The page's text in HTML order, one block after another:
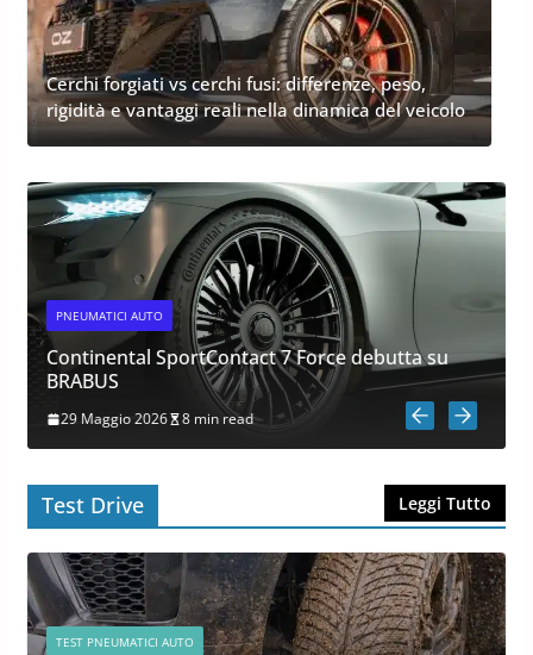
Cerchi forgiati vs cerchi fusi: differenze, peso,
rigidità e vantaggi reali nella dinamica del veicolo
PNEUMATICI AUTO
Continental SportContact 7 Force debutta su
BRABUS
29 Maggio 2026 8 min read
Test Drive Leggi Tutto